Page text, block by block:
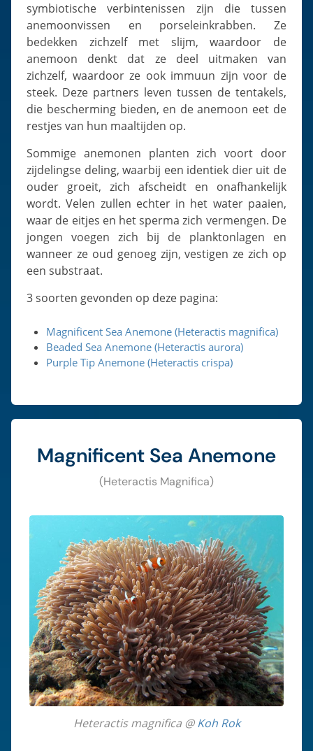
symbiotische verbintenissen zijn die tussen
anemoonvissen en porseleinkrabben. Ze
bedekken zichzelf met slijm, waardoor de
anemoon denkt dat ze deel uitmaken van
zichzelf, waardoor ze ook immuun zijn voor de
steek. Deze partners leven tussen de tentakels,
die bescherming bieden, en de anemoon eet de
restjes van hun maaltijden op.
Sommige anemonen planten zich voort door
zijdelingse deling, waarbij een identiek dier uit de
ouder groeit, zich afscheidt en onafhankelijk
wordt. Velen zullen echter in het water paaien,
waar de eitjes en het sperma zich vermengen. De
jongen voegen zich bij de planktonlagen en
wanneer ze oud genoeg zijn, vestigen ze zich op
een substraat.
3 soorten gevonden op deze pagina:
Magnificent Sea Anemone (Heteractis magnifica)
Beaded Sea Anemone (Heteractis aurora)
Purple Tip Anemone (Heteractis crispa)
Magnificent Sea Anemone
(Heteractis Magnifica)
Heteractis magnifica @Koh Rok